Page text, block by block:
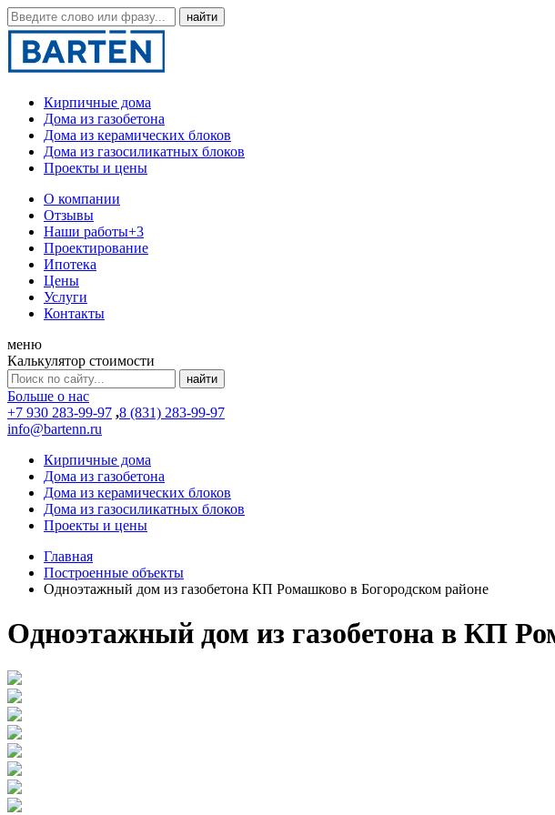
Кирпичные дома
Дома из газобетона
Дома из керамических блоков
Дома из газосиликатных блоков
Проекты и цены
О компании
Отзывы
Наши работы+3
Проектирование
Ипотека
Цены
Услуги
Контакты
меню
Калькулятор стоимости
Больше о нас
+7 930 283-99-97 ,8 (831) 283-99-97
info@bartenn.ru
Кирпичные дома
Дома из газобетона
Дома из керамических блоков
Дома из газосиликатных блоков
Проекты и цены
Главная
Построенные объекты
Одноэтажный дом из газобетона КП Ромашково в Богородском районе
Одноэтажный дом из газобетона в КП